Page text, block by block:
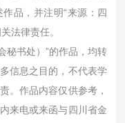
品，并注明“来源：四
法律责任。
秘书处）”的作品，均转
信息之目的，不代表学
。作品内容仅供参考，
来电或来函与四川省金